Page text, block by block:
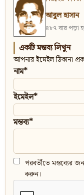
আবুল হাসান
৪৮৭ বার পড়া
একটি মন্তব্য লিখুন
আপনার ইমেইল ঠিকানা
নাম*
ইমেইল*
মন্তব্য*
পরবর্তীতে মন্তব্যের
করুন।